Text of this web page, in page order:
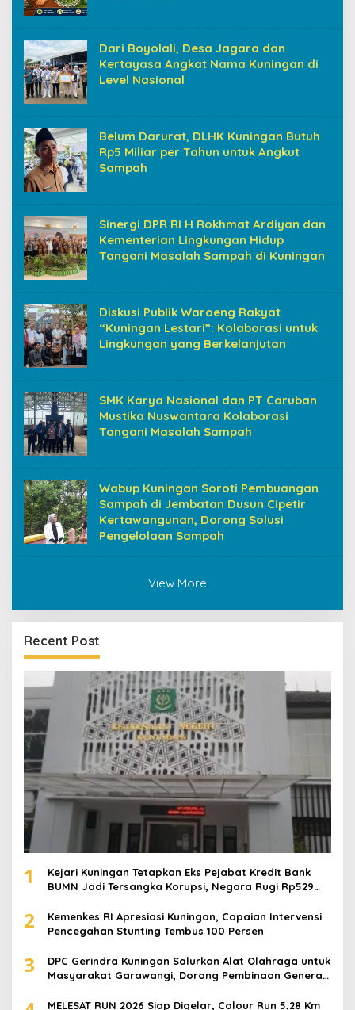
Dari Boyolali, Desa Jagara dan
Kertayasa Angkat Nama Kuningan di
Level Nasional
Belum Darurat, DLHK Kuningan Butuh
Rp5 Miliar per Tahun untuk Angkut
Sampah
Sinergi DPR RI H Rokhmat Ardiyan dan
Kementerian Lingkungan Hidup
Tangani Masalah Sampah di Kuningan
Diskusi Publik Waroeng Rakyat
“Kuningan Lestari”: Kolaborasi untuk
Lingkungan yang Berkelanjutan
SMK Karya Nasional dan PT Caruban
Mustika Nuswantara Kolaborasi
Tangani Masalah Sampah
Wabup Kuningan Soroti Pembuangan
Sampah di Jembatan Dusun Cipetir
Kertawangunan, Dorong Solusi
Pengelolaan Sampah
View More
Recent Post
1
Kejari Kuningan Tetapkan Eks Pejabat Kredit Bank
BUMN Jadi Tersangka Korupsi, Negara Rugi Rp529
2
Kemenkes RI Apresiasi Kuningan, Capaian Intervensi
Pencegahan Stunting Tembus 100 Persen
3
DPC Gerindra Kuningan Salurkan Alat Olahraga untuk
Masyarakat Garawangi, Dorong Pembinaan Generasi
MELESAT RUN 2026 Siap Digelar, Colour Run 5,28 Km